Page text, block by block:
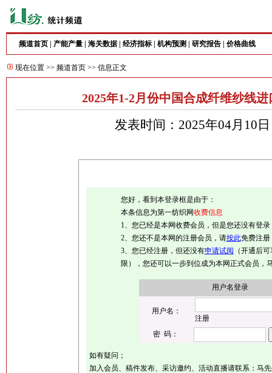
频道首页 产能产量 海关数据 经济指标 机构预测 研究报告 价格曲线
现在位置 >> 频道首页 >> 信息正文
2025年1-2月份中国合成纤维纱线
发表时间：2025年04月10
您好，看到本登录框是由于：
本条信息为第一纺织网收费信息
1、您已经是本网收费会员，但是您还没有登录
2、您还不是本网的注册会员，请按此免费注册
3、您已经注册，但还没有申请试阅 （开通后
限），您还可以一步到位成为本网正式会员，
用户名登录
用户名：
注册
密 码：
如有疑问；
加入会员、稿件发布、采访邀约、活动直播请联系：马